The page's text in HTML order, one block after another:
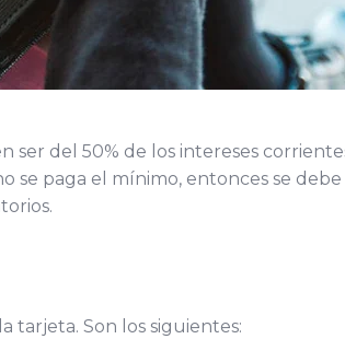
del 50% de los intereses
se paga el mínimo, entonces se
tarjeta. Son los siguientes: